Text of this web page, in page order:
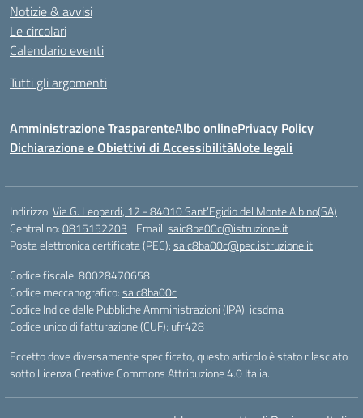
Notizie & avvisi
Le circolari
Calendario eventi
Tutti gli argomenti
Amministrazione TrasparenteAlbo onlinePrivacy Policy
Dichiarazione e Obiettivi di AccessibilitàNote legali
Indirizzo:Via G. Leopardi, 12 - 84010 Sant’Egidio del Monte Albino(SA)
Centralino:0815152203 Email:saic8ba00c@istruzione.it
Posta elettronica certificata (PEC):saic8ba00c@pec.istruzione.it
Codice fiscale: 80028470658
Codice meccanografico:saic8ba00c
Codice Indice delle Pubbliche Amministrazioni (IPA): icsdma
Codice unico di fatturazione (CUF): ufr428
Eccetto dove diversamente specificato, questo articolo è stato rilasciato
sotto Licenza Creative Commons Attribuzione 4.0 Italia.